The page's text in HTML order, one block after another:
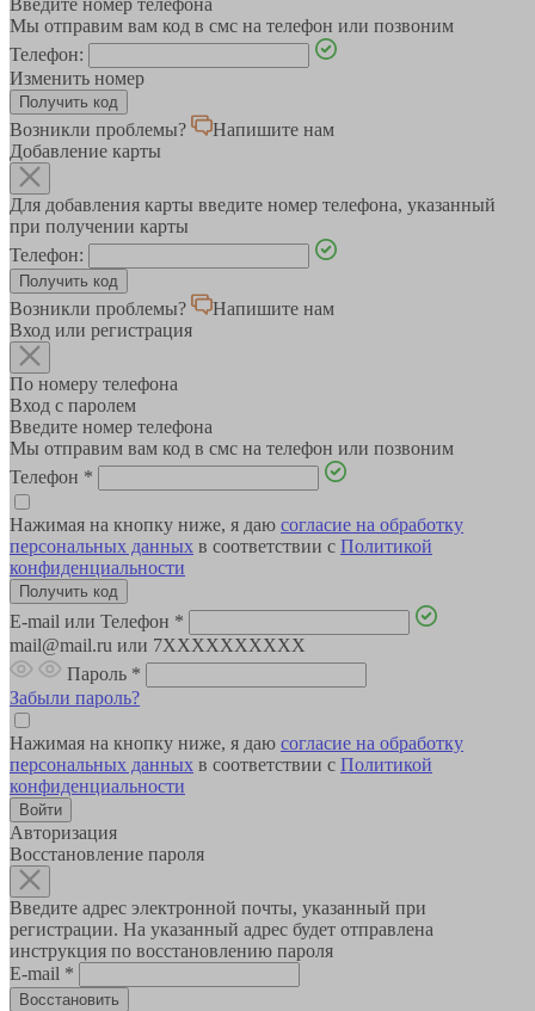
Введите номер телефона
Мы отправим вам код в смс на телефон или позвоним
Телефон:
Изменить номер
Возникли проблемы?
Напишите нам
Добавление карты
Для добавления карты введите номер телефона, указанный
при получении карты
Телефон:
Возникли проблемы?
Напишите нам
Вход или регистрация
По номеру телефона
Вход с паролем
Введите номер телефона
Мы отправим вам код в смс на телефон или позвоним
Телефон *
Нажимая на кнопку ниже, я даю согласие на обработку
персональных данных в соответствии с Политикой
конфиденциальности
E-mail или Телефон *
mail@mail.ru или 7XXXXXXXXXX
Пароль *
Забыли пароль?
Нажимая на кнопку ниже, я даю согласие на обработку
персональных данных в соответствии с Политикой
конфиденциальности
Авторизация
Восстановление пароля
Введите адрес электронной почты, указанный при
регистрации. На указанный адрес будет отправлена
инструкция по восстановлению пароля
E-mail *